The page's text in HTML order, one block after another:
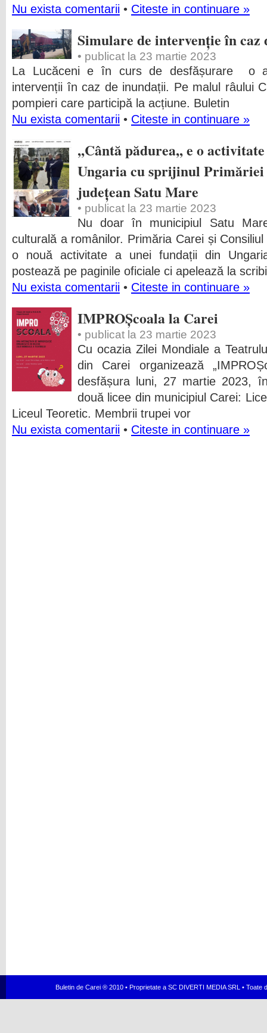
Nu exista comentarii • Citeste in continuare »
Simulare de intervenție în
• publicat la 23 martie 2023
La Lucăceni e în curs de desfășurare o
intervenții în caz de inundații. Pe malul râului
pompieri care participă la acțiune. Buletin
Nu exista comentarii • Citeste in continuare »
,,Cântă pădurea,, e o
Ungaria cu sprijinul
județean Satu Mare
• publicat la 23 martie 2023
Nu doar în municipiul Satu
culturală a românilor. Primăria Carei și
o nouă activitate a unei fundații din
postează pe paginile oficiale ci apelează la
Nu exista comentarii • Citeste in continuare »
IMPROȘcoala la Carei
• publicat la 23 martie 2023
Cu ocazia Zilei Mondiale a
din Carei organizează
desfășura luni, 27 martie 2023,
două licee din municipiul Carei:
Liceul Teoretic. Membrii trupei vor
Nu exista comentarii • Citeste in continuare »
Buletin de Carei ® 2010 • Proprietate a SC DIVERTI MEDIA SRL •